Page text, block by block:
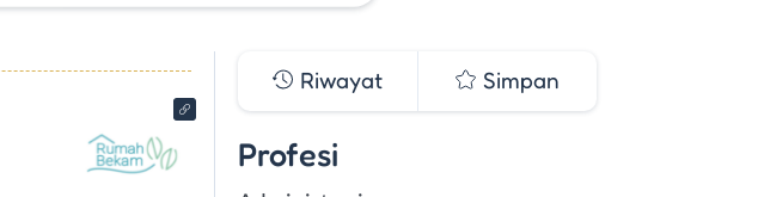
Riwayat Simpan
Profesi